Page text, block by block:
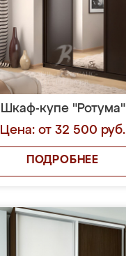
Шкаф-купе "Ротума"
Цена: от 32 500 руб.
ПОДРОБНЕЕ